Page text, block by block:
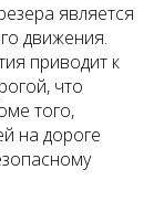
является
движения.
приводит к
что
того,
на дороге